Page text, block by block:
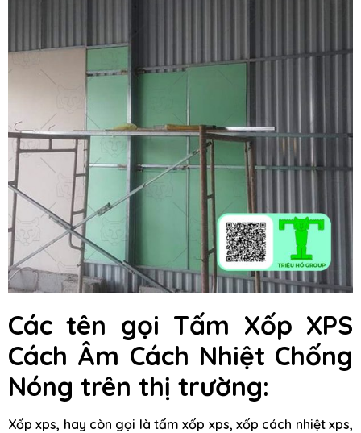
Các tên gọi Tấm Xốp XPS
Cách Âm Cách Nhiệt Chống
Nóng trên thị trường:
Xốp xps, hay còn gọi là tấm xốp xps, xốp cách nhiệt xps,